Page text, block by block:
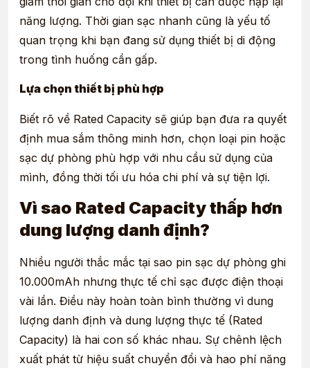
năng lượng. Thời gian sạc nhanh cũng là yếu tố
quan trọng khi bạn đang sử dụng thiết bị di động
trong tình huống cần gấp.
Lựa chọn thiết bị phù hợp
Biết rõ về Rated Capacity sẽ giúp bạn đưa ra quyết
định mua sắm thông minh hơn, chọn loại pin hoặc
sạc dự phòng phù hợp với nhu cầu sử dụng của
mình, đồng thời tối ưu hóa chi phí và sự tiện lợi.
Vì sao Rated Capacity thấp hơn
dung lượng danh định?
Nhiều người thắc mắc tại sao pin sạc dự phòng ghi
10.000mAh nhưng thực tế chỉ sạc được điện thoại
vài lần. Điều này hoàn toàn bình thường vì dung
lượng danh định và dung lượng thực tế (Rated
Capacity) là hai con số khác nhau. Sự chênh lệch
xuất phát từ hiệu suất chuyển đổi và hao phí năng